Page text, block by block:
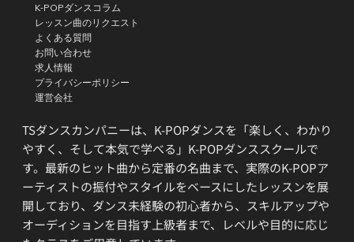
TSダンスカンパニーは、K-POPダンスを「楽しく、わかり
やすく、そして本気で学べる」K-POPダンススクールで
す。最新のヒット曲から定番の名曲まで、実際のK-POPア
ーティストの振付やスタイルをベースにしたレッスンを展
開しており、ダンス未経験の初心者から、スキルアップや
オーディションを目指す上級者まで、レベルや目的に応じ
K-POPダンスコラム
レッスン曲のリクエスト
よくある質問
お問い合わせ
求人情報
プライバシーポリシー
運営会社